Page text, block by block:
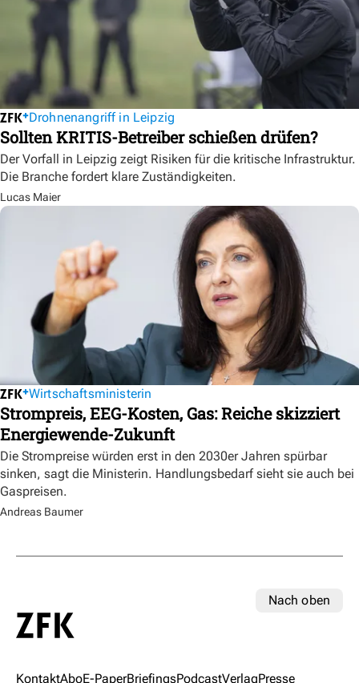
Drohnenangriff in Leipzig
Sollten KRITIS-Betreiber schießen drüfen?
Der Vorfall in Leipzig zeigt Risiken für die kritische Infrastruktur.
Die Branche fordert klare Zuständigkeiten.
Lucas Maier
Wirtschaftsministerin
Strompreis, EEG-Kosten, Gas: Reiche skizziert
Energiewende-Zukunft
Die Strompreise würden erst in den 2030er Jahren spürbar
sinken, sagt die Ministerin. Handlungsbedarf sieht sie auch bei
Gaspreisen.
Andreas Baumer
Nach oben
KontaktAboE-PaperBriefingsPodcastVerlagPresse